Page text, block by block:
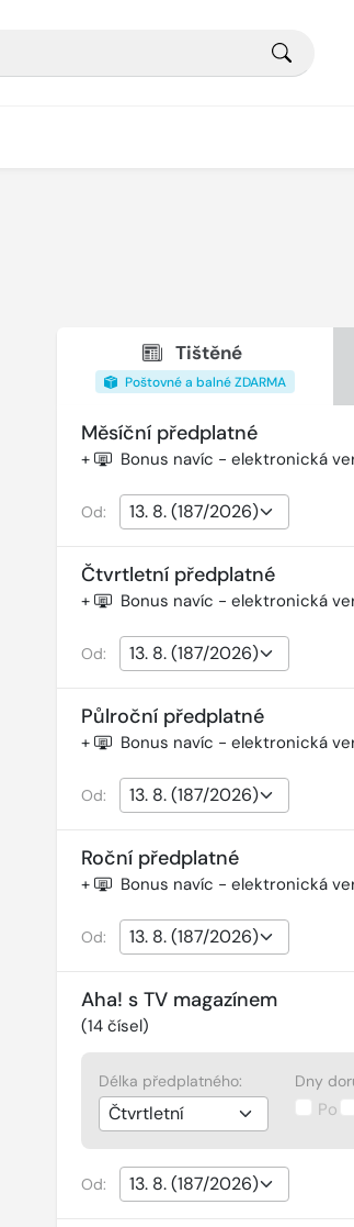
Tištěné
Poštovné a balné ZDARMA
Měsíční předplatné
+ Bonus navíc - elektronická
Od:
Čtvrtletní předplatné
+ Bonus navíc - elektronická
Od:
Půlroční předplatné
+ Bonus navíc - elektronická
Od:
Roční předplatné
+ Bonus navíc - elektronická
Od:
Aha! s TV magazínem
(14čísel)
Délka předplatného: Dny
Po
Od: